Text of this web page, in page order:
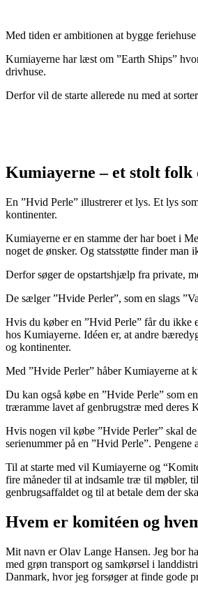
Med tiden er ambitionen at bygge
Kumiayerne har læst om ”Earth Ships”
drivhuse.
Derfor vil de starte allerede nu med at
Kumiayerne – et stolt folk
En ”Hvid Perle” illustrerer et lys. Et lys
kontinenter.
Kumiayerne er en stamme der har boet i
noget de ønsker. Og statsstøtte finder man
Derfor søger de opstartshjælp fra private,
De sælger ”Hvide Perler”, som en slags
Hvis du køber en ”Hvid Perle” får du ikke
hos Kumiayerne. Idéen er, at andre
og kontinenter.
Med ”Hvide Perler” håber Kumiayerne at
Du kan også købe en ”Hvide Perle” som
træramme lavet af genbrugstræ med deres
Hvis nogen vil købe ”Hvide Perler” skal
serienummer på en ”Hvid Perle”.
Til at starte med vil Kumiayerne og
fire måneder til at indsamle træ til møbler,
genbrugsaffaldet og til at betale dem der
Hvem er komitéen og
Mit navn er Olav Lange Hansen. Jeg bor
med grøn transport og samkørsel i
Danmark, hvor jeg forsøger at finde gode